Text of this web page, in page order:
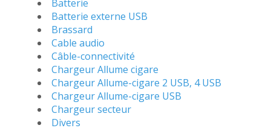
Batterie
Batterie externe USB
Brassard
Cable audio
Câble-connectivité
Chargeur Allume cigare
Chargeur Allume-cigare 2 USB, 4 USB
Chargeur Allume-cigare USB
Chargeur secteur
Divers